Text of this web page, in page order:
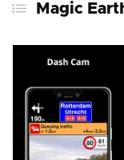
Sygic Truck &
RV Life
Campercontact
Consejos
Magic